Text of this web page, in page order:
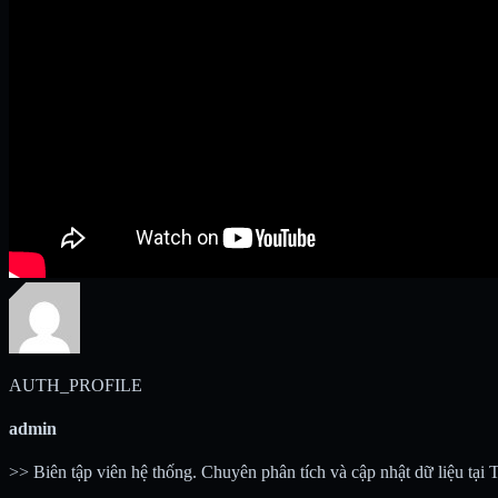
AUTH_PROFILE
admin
>> Biên tập viên hệ thống. Chuyên phân tích và cập nhật dữ liệu tại